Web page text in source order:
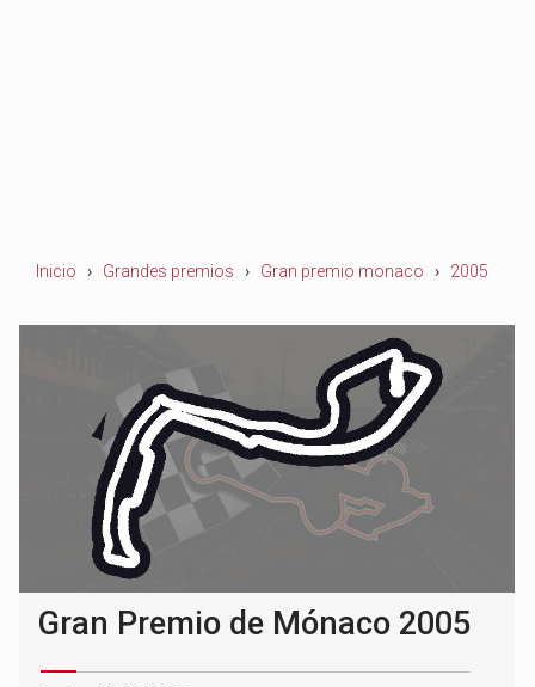
Inicio Grandes premios Gran premio monaco 2005
Gran Premio de Mónaco 2005